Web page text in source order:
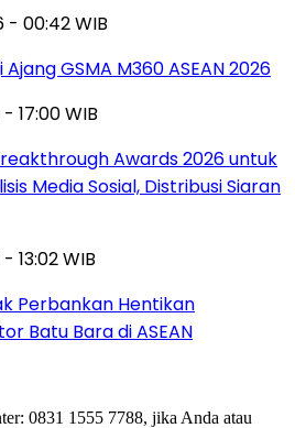
- 00:42 WIB
GSMA M360 ASEAN 2026
17:00 WIB
Awards 2026 untuk
Media Sosial, Distribusi Siaran
13:02 WIB
Perbankan Hentikan
Batu Bara di ASEAN